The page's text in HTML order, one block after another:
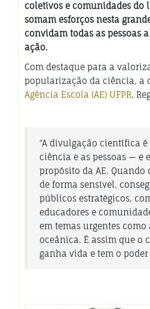
coletivos e comunidades do
somam esforços nesta
convidam todas as pessoas
ação.
Com destaque para a
popularização da ciência, a
Agência Escola (AE) UFPR,
“A divulgação científica é
ciência e as pessoas — e
propósito da AE.
de forma sensível,
públicos estratégicos,
educadores e
em temas urgentes
oceânica. É assim que o
ganha vida e tem o